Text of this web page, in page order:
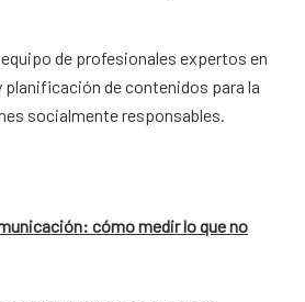
de profesionales expertos en
de contenidos para la
socialmente responsables.
cómo medir lo que no